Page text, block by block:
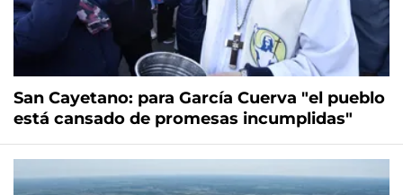
San Cayetano: para García Cuerva "el pueblo
está cansado de promesas incumplidas"